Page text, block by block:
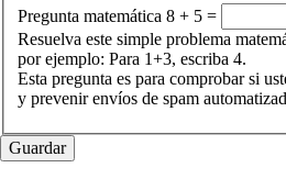
Pregunta matemática 8 + 5 =
Resuelva este simple problema
por ejemplo: Para 1+3, escriba 4.
Esta pregunta es para comprobar si
y prevenir envíos de spam